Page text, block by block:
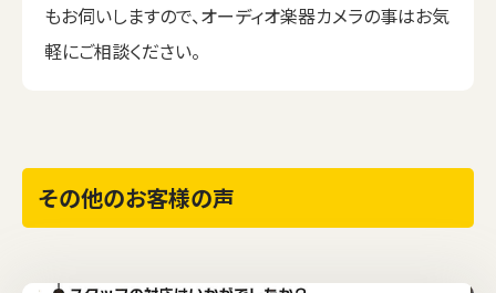
もお伺いしますので、オーディオ楽器カメラの事はお気
軽にご相談ください。
その他のお客様の声